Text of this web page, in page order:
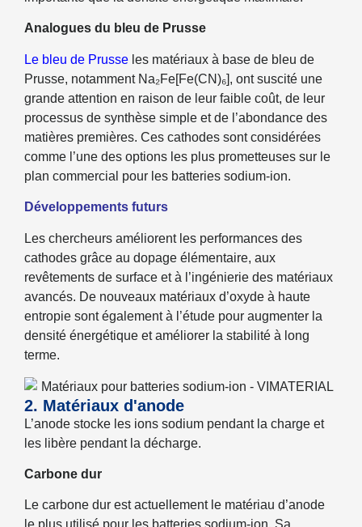
Analogues du bleu de Prusse
Le bleu de Prusse les matériaux à base de bleu de
Prusse, notamment Na₂Fe[Fe(CN)₆], ont suscité une
grande attention en raison de leur faible coût, de leur
processus de synthèse simple et de l’abondance des
matières premières. Ces cathodes sont considérées
comme l’une des options les plus prometteuses sur le
plan commercial pour les batteries sodium-ion.
Développements futurs
Les chercheurs améliorent les performances des
cathodes grâce au dopage élémentaire, aux
revêtements de surface et à l’ingénierie des matériaux
avancés. De nouveaux matériaux d’oxyde à haute
entropie sont également à l’étude pour augmenter la
densité énergétique et améliorer la stabilité à long
terme.
2. Matériaux d'anode
L’anode stocke les ions sodium pendant la charge et
les libère pendant la décharge.
Carbone dur
Le carbone dur est actuellement le matériau d’anode